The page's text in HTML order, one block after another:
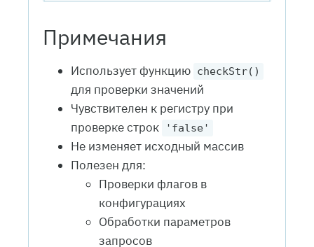
Примечания
Использует функцию checkStr()
для проверки значений
Чувствителен к регистру при
проверке строк
'false'
Не изменяет исходный массив
Полезен для:
Проверки флагов в
конфигурациях
Обработки параметров
запросов